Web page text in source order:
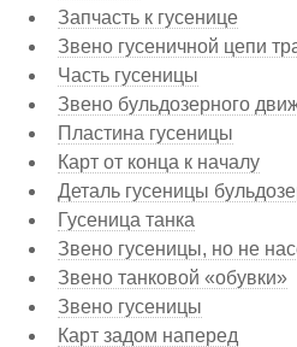
Запчасть к гусенице
Звено гусеничной цепи
Часть гусеницы
Звено бульдозерного
Пластина гусеницы
Карт от конца к началу
Деталь гусеницы
Гусеница танка
Звено гусеницы, но не
Звено танковой «обувки»
Звено гусеницы
Карт задом наперед